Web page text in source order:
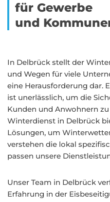
für Gewerbe
und
In Delbrück stellt der
und Wegen für viele
eine Herausforderung dar.
ist unerlässlich, um die
Kunden und Anwohnern
Winterdienst in Delbrück
Lösungen, um
verstehen die lokal
passen unsere
Unser Team in Delbrück
Erfahrung in der